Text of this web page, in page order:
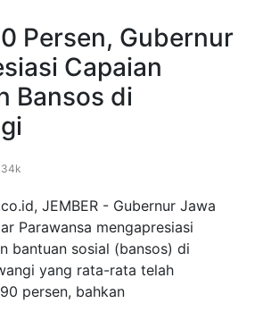
Persen, Gubernur
Capaian
Bansos di
JEMBER - Gubernur Jawa
Parawansa mengapresiasi
bantuan sosial (bansos) di
yang rata-rata telah
persen, bahkan